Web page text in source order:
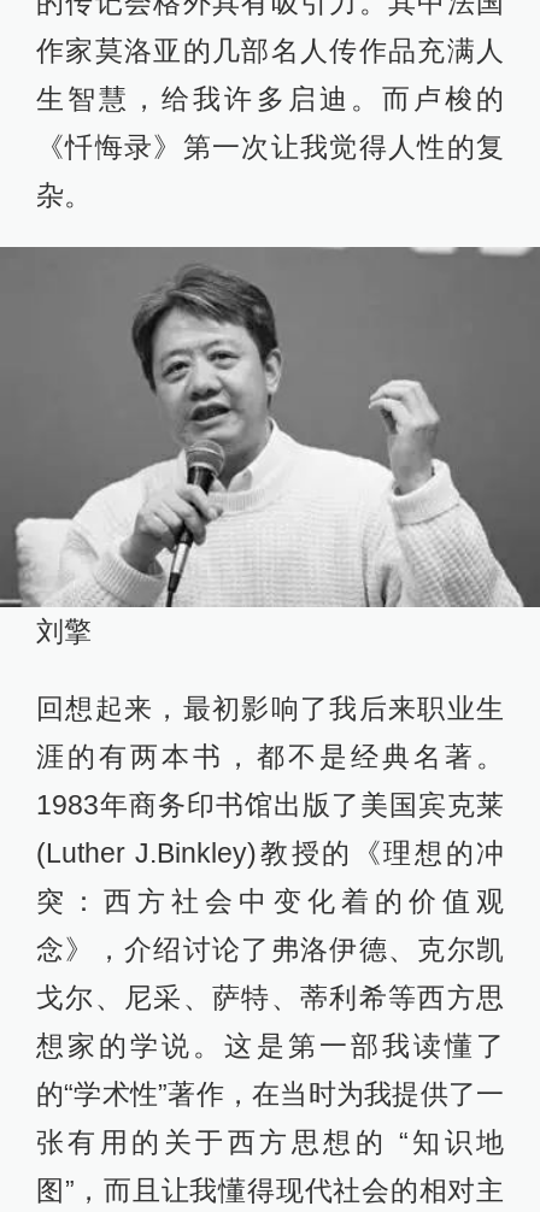
作家莫洛亚的几部名人传作品充满人
生智慧，给我许多启迪。而卢梭的
《忏悔录》第一次让我觉得人性的复
杂。
刘擎
回想起来，最初影响了我后来职业生
涯的有两本书，都不是经典名著。
1983年商务印书馆出版了美国宾克莱
(Luther J.Binkley)教授的《理想的冲
突：西方社会中变化着的价值观
念》，介绍讨论了弗洛伊德、克尔凯
戈尔、尼采、萨特、蒂利希等西方思
想家的学说。这是第一部我读懂了
的“学术性”著作，在当时为我提供了一
张有用的关于西方思想的 “知识地
图”，而且让我懂得现代社会的相对主